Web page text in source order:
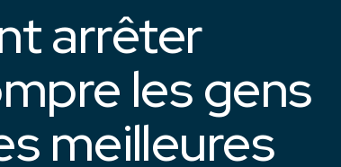
arrêter
les gens
meilleures